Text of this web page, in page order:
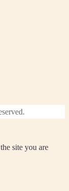
site you are